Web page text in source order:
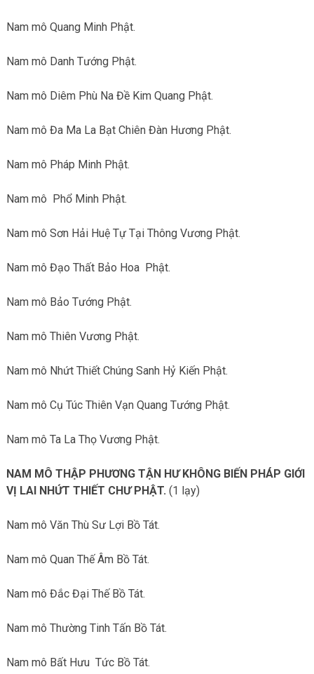
Nam mô Quang Minh Phật.
Nam mô Danh Tướng Phật.
Nam mô Diêm Phù Na Đề Kim Quang Phật.
Nam mô Đa Ma La Bạt Chiên Đàn Hương Phật.
Nam mô Pháp Minh Phật.
Nam mô Phổ Minh Phật.
Nam mô Sơn Hải Huệ Tự Tại Thông Vương Phật.
Nam mô Đạo Thất Bảo Hoa Phật.
Nam mô Bảo Tướng Phật.
Nam mô Thiên Vương Phật.
Nam mô Nhứt Thiết Chúng Sanh Hỷ Kiến Phật.
Nam mô Cụ Túc Thiên Vạn Quang Tướng Phật.
Nam mô Ta La Thọ Vương Phật.
NAM MÔ THẬP PHƯƠNG TẬN HƯ KHÔNG BIẾN PHÁP GIỚI
VỊ LAI NHỨT THIẾT CHƯ PHẬT. (1 lạy)
Nam mô Văn Thù Sư Lợi Bồ Tát.
Nam mô Quan Thế Âm Bồ Tát.
Nam mô Đắc Đại Thế Bồ Tát.
Nam mô Thường Tinh Tấn Bồ Tát.
Nam mô Bất Hưu Tức Bồ Tát.